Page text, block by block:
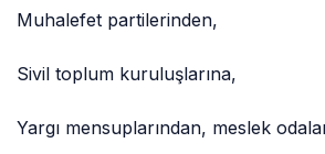
Muhalefet partilerinden,
Sivil toplum kuruluşlarına,
Yargı mensuplarından, meslek